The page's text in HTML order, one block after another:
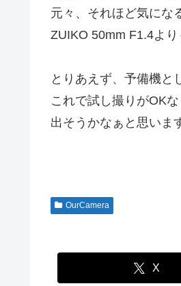
元々、それほど気にな
ZUIKO 50mm F1.4よ
とりあえず、予備機と
これで試し撮りがOK
出そうかなぁと思いま
OurCamera
X